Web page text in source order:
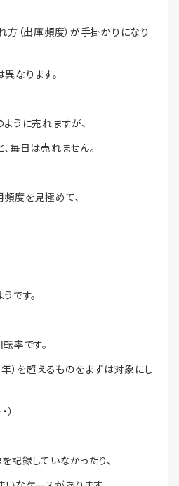
方（出庫頻度）が手掛かりになり
なります。
うに売れますが、
毎日は売れません。
度を見極めて、
です。
率です。
）を超えるものをまずは対象にし
）
記録していなかったり、